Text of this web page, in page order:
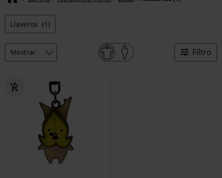
Llaveros (1)
Filtro